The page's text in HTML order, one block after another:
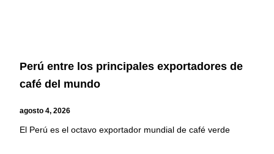
Perú entre los principales exportadores de
café del mundo
agosto 4, 2026
El Perú es el octavo exportador mundial de café verde